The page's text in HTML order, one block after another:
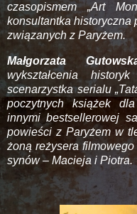
czasopismem „Art
konsultantka historyczna
związanych z Paryżem.
Małgorzata
wykształcenia
scenarzystka serialu
poczytnych książek
innymi bestsellerowej
powieści z Paryżem w
żoną reżysera
synów – Macieja i Piotra.